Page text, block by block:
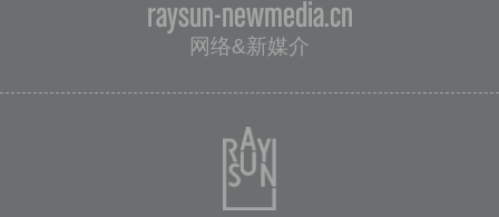
raysun-newmedia.cn
网络&新媒介